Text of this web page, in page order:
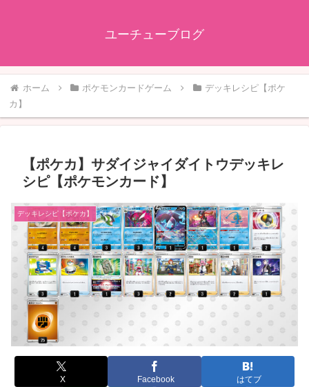
ユーチューブログ
ホーム ポケモンカードゲーム
デッキレシピ【ポケ
カ】
【ポケカ】サダイジャイダイトウデッキレ
シピ【ポケモンカード】
デッキレシピ【ポケカ】
X Facebook はてブ